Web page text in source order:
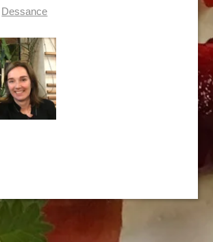
Dessance